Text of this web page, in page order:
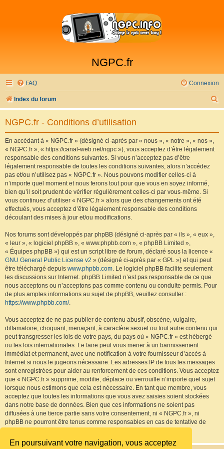
En poursuivant votre navigation, vous acceptez
NGPC.fr
FAQ Connexion
Index du forum
e
NGPC.fr - Conditions d’utilisation
En accédant à « NGPC.fr » (désigné ci-après par « nous », « notre », « nos »,
« NGPC.fr », « https://canal-web.net/ngpc »), vous acceptez d’être légalement
responsable des conditions suivantes. Si vous n’acceptez pas d’être
légalement responsable de toutes les conditions suivantes, alors n’accédez
pas et/ou n’utilisez pas « NGPC.fr ». Nous pouvons modifier celles-ci à
n’importe quel moment et nous ferons tout pour que vous en soyez informé,
bien qu’il soit prudent de vérifier régulièrement celles-ci par vous-même. Si
vous continuez d’utiliser « NGPC.fr » alors que des changements ont été
effectués, vous acceptez d’être légalement responsable des conditions
découlant des mises à jour et/ou modifications.
Nos forums sont développés par phpBB (désigné ci-après par « ils », « eux »,
« leur », « logiciel phpBB », « www.phpbb.com », « phpBB Limited »,
« Équipes phpBB ») qui est un script libre de forum, déclaré sous la licence «
GNU General Public License v2 » (désigné ci-après par « GPL ») et qui peut
être téléchargé depuis www.phpbb.com. Le logiciel phpBB facilite seulement
les discussions sur Internet. phpBB Limited n’est pas responsable de ce que
nous acceptons ou n’acceptons pas comme contenu ou conduite permis. Pour
de plus amples informations au sujet de phpBB, veuillez consulter :
https://www.phpbb.com/.
Vous acceptez de ne pas publier de contenu abusif, obscène, vulgaire,
diffamatoire, choquant, menaçant, à caractère sexuel ou tout autre contenu qui
peut transgresser les lois de votre pays, du pays où « NGPC.fr » est hébergé
ou les lois internationales. Le faire peut vous mener à un bannissement
immédiat et permanent, avec une notification à votre fournisseur d’accès à
Internet si nous le jugeons nécessaire. Les adresses IP de tous les messages
sont enregistrées pour aider au renforcement de ces conditions. Vous acceptez
que « NGPC.fr » supprime, modifie, déplace ou verrouille n’importe quel sujet
lorsque nous estimons que cela est nécessaire. En tant que membre, vous
acceptez que toutes les informations que vous avez saisies soient stockées
dans notre base de données. Bien que ces informations ne soient pas
diffusées à une tierce partie sans votre consentement, ni « NGPC.fr », ni
phpBB ne pourront être tenus comme responsables en cas de tentative de